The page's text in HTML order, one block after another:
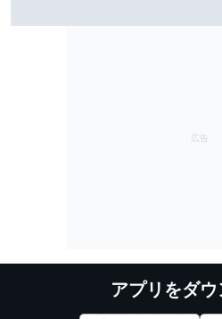
たちを見つめ直せた」とHRC
アプリをダ